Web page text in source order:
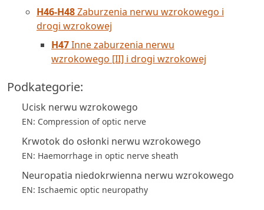
H46-H48Zaburzenia nerwu wzrokowego i
drogi wzrokowej
H47Inne zaburzenia nerwu
wzrokowego [II] i drogi wzrokowej
Podkategorie:
Ucisk nerwu wzrokowego
EN: Compression of optic nerve
Krwotok do osłonki nerwu wzrokowego
EN: Haemorrhage in optic nerve sheath
Neuropatia niedokrwienna nerwu wzrokowego
EN: Ischaemic optic neuropathy